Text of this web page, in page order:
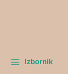
Izbornik